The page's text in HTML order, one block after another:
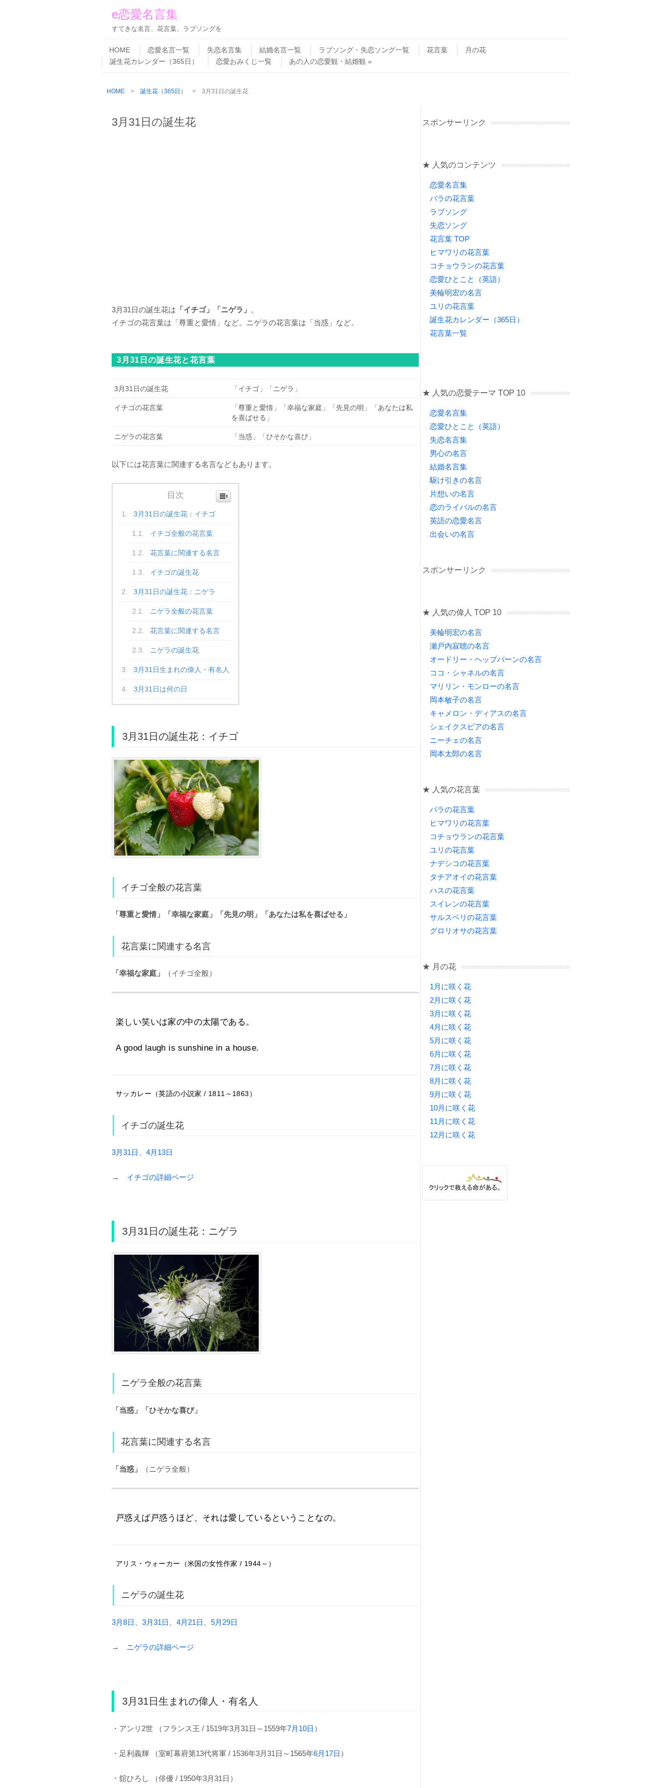
e恋愛名言集
すてきな名言、花言葉、ラブソングを
Menu
Skip to content
HOME
恋愛名言一覧 失恋名言集 結婚名言一覧 ラブソング・失恋ソング一覧 花言葉
月の花
誕生花カレンダー（365日）
恋愛おみくじ一覧 あの人の恋愛観・結婚観
HOME > 誕生花（365日） > 3月31日の誕生花
3月31日の誕生花
3月31日の誕生花は 「イチゴ」「ニゲラ」 。
イチゴの花言葉は「尊重と愛情」など。ニゲラの花言葉は「当惑」など。
3月31日の誕生花と花言葉
3月31日の誕生花 「イチゴ」「ニゲラ」
イチゴの花言葉
「尊重と愛情」「幸福な家庭」「先見の明」「あなたは私
を喜ばせる」
ニゲラの花言葉 「当惑」「ひそかな喜び」
以下には花言葉に関連する名言などもあります。
目次
3月31日の誕生花：イチゴ
イチゴ全般の花言葉
花言葉に関連する名言
イチゴの誕生花
3月31日の誕生花：ニゲラ
ニゲラ全般の花言葉
花言葉に関連する名言
ニゲラの誕生花
3月31日生まれの偉人・有名人
3月31日は何の日
3月31日の誕生花：イチゴ
イチゴ全般の花言葉
「尊重と愛情」「幸福な家庭」「先見の明」「あなたは私を喜ばせる」
花言葉に関連する名言
「幸福な家庭」 （イチゴ全般）
楽しい笑いは家の中の太陽である。
A good laugh is sunshine in a house.
サッカレー（英語の小説家 / 1811～1863）
イチゴの誕生花
3月31日 4月13日
→ イチゴの詳細ページ
3月31日の誕生花：ニゲラ
ニゲラ全般の花言葉
「当惑」「ひそかな喜び」
花言葉に関連する名言
「当惑」 （ニゲラ全般）
戸惑えば戸惑うほど、それは愛しているということなの。
アリス・ウォーカー（米国の女性作家 / 1944～）
ニゲラの誕生花
3月8日 3月31日 4月21日 5月29日
→ ニゲラの詳細ページ
3月31日生まれの偉人・有名人
・アンリ2世 （フランス王 / 1519年3月31日～1559年7月10日 ）
・足利義輝 （室町幕府第13代将軍 / 1536年3月31日～1565年6月17日 ）
・舘ひろし （俳優 / 1950年3月31日）
スポンサーリンク
★ 人気のコンテンツ
恋愛名言集
バラの花言葉
ラブソング
失恋ソング
花言葉 TOP
ヒマワリの花言葉
コチョウランの花言葉
恋愛ひとこと（英語）
美輪明宏の名言
ユリの花言葉
誕生花カレンダー（365日）
花言葉一覧
★ 人気の恋愛テーマ TOP 10
恋愛名言集
恋愛ひとこと（英語）
失恋名言集
男心の名言
結婚名言集
駆け引きの名言
片想いの名言
恋のライバルの名言
英語の恋愛名言
出会いの名言
スポンサーリンク
★ 人気の偉人 TOP 10
美輪明宏の名言
瀬戸内寂聴の名言
オードリー・ヘップバーンの名言
ココ・シャネルの名言
マリリン・モンローの名言
岡本敏子の名言
キャメロン・ディアスの名言
シェイクスピアの名言
ニーチェの名言
岡本太郎の名言
★ 人気の花言葉
バラの花言葉
ヒマワリの花言葉
コチョウランの花言葉
ユリの花言葉
ナデシコの花言葉
タチアオイの花言葉
ハスの花言葉
スイレンの花言葉
サルスベリの花言葉
グロリオサの花言葉
★ 月の花
1月に咲く花
2月に咲く花
3月に咲く花
4月に咲く花
5月に咲く花
6月に咲く花
7月に咲く花
8月に咲く花
9月に咲く花
10月に咲く花
11月に咲く花
12月に咲く花